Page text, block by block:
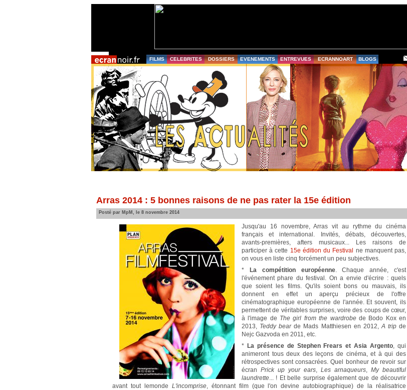
FILMS CELEBRITES DOSSIERS EVENEMENTS ENTREVUES ECRANNOART BLOGS
Arras 2014 : 5 bonnes raisons de ne pas rater la 15e édition
Posté par MpM, le 8 novembre 2014
Jusqu'au 16 novembre, Arras vit au rythme du cinéma
français et international. Invités, débats, découvertes,
avants-premières, afters musicaux... Les raisons de
participer à cette 15e édition du Festival ne manquent pas,
on vous en liste cinq forcément un peu subjectives.
*
La compétition européenne. Chaque année, c'est
l'événement phare du festival. On a envie d'écrire : quels
que soient les films. Qu'ils soient bons ou mauvais, ils
donnent en effet un aperçu précieux de l'offre
cinématographique européenne de l'année. Et souvent, ils
permettent de véritables surprises, voire des coups de cœur,
à l'image de The girl from the wardrobede Bodo Kox en
2013, Teddy bearde Mads Matthiesen en 2012,A tripde
Nejc Gazvoda en 2011, etc.
* La présence de Stephen Frears et Asia Argento, qui
animeront tous deux des leçons de cinéma, et à qui des
rétrospectives sont consacrées. Quel bonheur de revoir sur
écran Prick up your ears, Les arnaqueurs, My beautiful
laundrette... ! Et belle surprise également que de découvrir
avant tout lemonde L'incomprise, étonnant film (que l'on devine autobiographique) de la réalisatrice